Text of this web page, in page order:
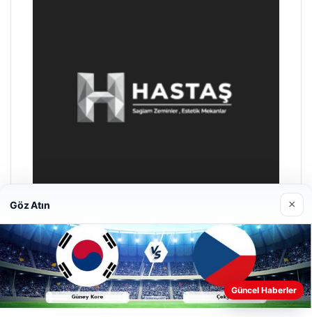
Enes Kaplan Avukatlık Bürosu
28/04/2026
Web sitemizi nasıl kullandığınızı daha iyi anlayabilmek,
deneyiminizi kişiselleştirmek ve geliştirmek amacıyla çerezler
Göz Atın ×
Güncel Haberler